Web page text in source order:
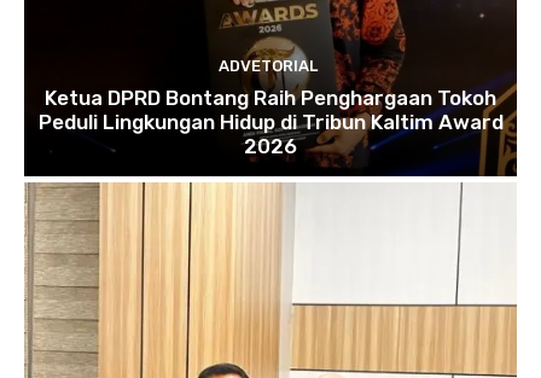
ADVETORIAL
Ketua DPRD Bontang Raih Penghargaan Tokoh
Peduli Lingkungan Hidup di Tribun Kaltim Award
2026